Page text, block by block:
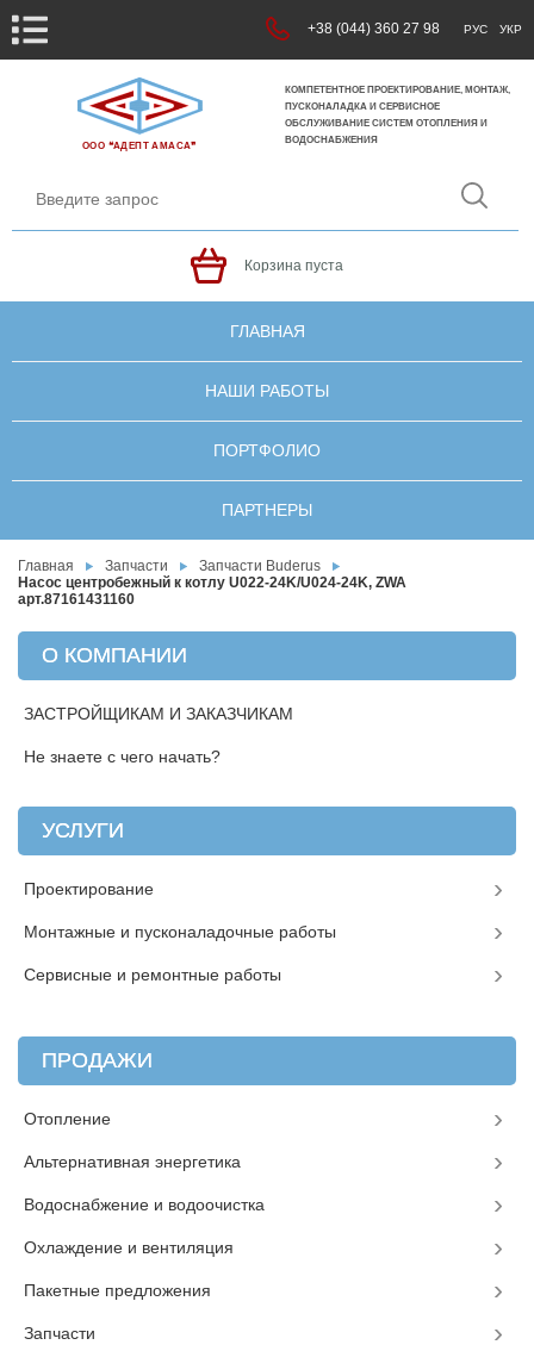
+38 (044) 360 27 98 РУС УКР
ООО ❝АДЕПТ АМАСА❞
КОМПЕТЕНТНОЕ ПРОЕКТИРОВАНИЕ, МОНТАЖ,
ПУСКОНАЛАДКА И СЕРВИСНОЕ
ОБСЛУЖИВАНИЕ СИСТЕМ ОТОПЛЕНИЯ И
ВОДОСНАБЖЕНИЯ
Корзина пуста
ГЛАВНАЯ
НАШИ РАБОТЫ
ПОРТФОЛИО
ПАРТНЕРЫ
Главная Запчасти
Запчасти Buderus
Насос центробежный к котлу U022-24K/U024-24K, ZWA
арт.87161431160
О КОМПАНИИ
ЗАСТРОЙЩИКАМ И ЗАКАЗЧИКАМ
Не знаете с чего начать?
УСЛУГИ
Проектирование
Монтажные и пусконаладочные работы
Сервисные и ремонтные работы
ПРОДАЖИ
Отопление
Альтернативная энергетика
Водоснабжение и водоочистка
Охлаждение и вентиляция
Пакетные предложения
Запчасти